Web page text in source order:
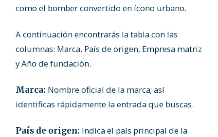
como el bomber convertido en ícono urbano.
A continuación encontrarás la tabla con las
columnas: Marca, País de origen, Empresa matriz
y Año de fundación.
Marca: Nombre oficial de la marca; así
identificas rápidamente la entrada que buscas.
País de origen: Indica el país principal de la